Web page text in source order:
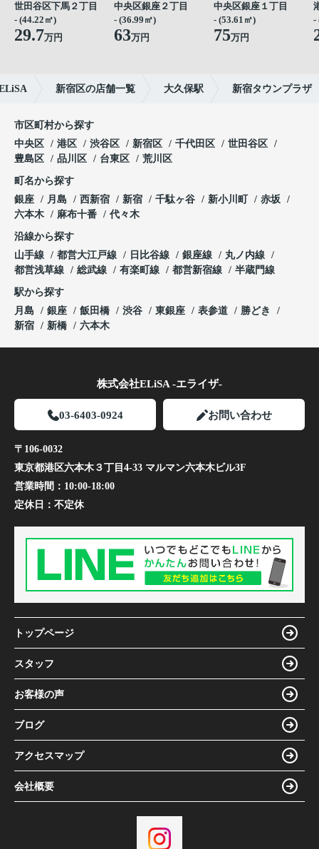
世田谷区下馬２丁目
- (44.22㎡)
29.7万円
中央区銀座２丁目
- (36.99㎡)
63万円
中央区銀座１丁目
- (53.61㎡)
75万円
-
新宿区の店舗一覧 大久保駅 新宿タウンプラザ
市区町村から探す
中央区
港区 渋谷区 新宿区 千代田区
世田谷区
豊島区
品川区 台東区 荒川区
町名から探す
銀座
月島 西新宿 新宿 千駄ヶ谷 新小川町
赤坂
六本木
麻布十番 代々木
沿線から探す
山手線
都営大江戸線 日比谷線 銀座線
丸ノ内線
都営浅草線
総武線 有楽町線 都営新宿線 半蔵門線
駅から探す
月島
銀座 飯田橋 渋谷 東銀座 表参道
勝どき
新宿
新橋 六本木
株式会社ELiSA -エライザ-
03-6403-0924 お問い合わせ
〒106-0032
東京都港区六本木３丁目4-33 マルマン六本木ビル3F
営業時間： 10:00-18:00
定休日： 不定休
トップページ
スタッフ
お客様の声
ブログ
アクセスマップ
会社概要